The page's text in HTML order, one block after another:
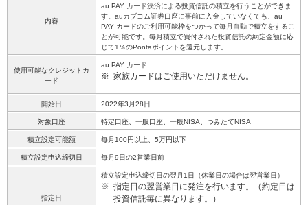
内容
au PAY カード決済による投資信託の積立を行うことができま
す。auカブコム証券口座に事前に入金していなくても、au
PAY カードのご利用可能枠をつかって毎月自動で積立をするこ
とが可能です。毎月積立で買付された投資信託の約定金額に応
じて1％のPontaポイントを還元します。
使用可能なクレジットカ
ード
au PAY カード
※ 家族カードはご使用いただけません。
開始日 2022年3月28日
対象口座 特定口座、一般口座、一般NISA、つみたてNISA
積立設定可能額 毎月100円以上、5万円以下
積立設定申込締切日 毎月9日の2営業日前
指定日
積立設定申込締切日の翌月1日（休業日の場合は翌営業日）
※ 指定日の翌営業日に発注を行います。（約定日は
投資信託毎に異なります。）